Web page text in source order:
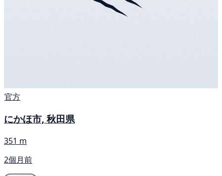
官方
にかほ市, 秋田県
351 m
2個月前